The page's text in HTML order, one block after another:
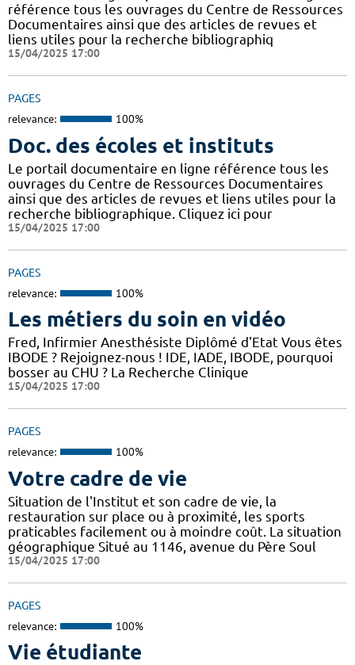
référence tous les ouvrages du Centre de Ressources
Documentaires ainsi que des articles de revues et
liens utiles pour la recherche bibliographiq
15/04/2025 17:00
PAGES
relevance: 100%
Doc. des écoles et instituts
Le portail documentaire en ligne référence tous les
ouvrages du Centre de Ressources Documentaires
ainsi que des articles de revues et liens utiles pour la
recherche bibliographique. Cliquez ici pour
15/04/2025 17:00
PAGES
relevance: 100%
Les métiers du soin en vidéo
Fred, Infirmier Anesthésiste Diplômé d'Etat Vous êtes
IBODE ? Rejoignez-nous ! IDE, IADE, IBODE, pourquoi
bosser au CHU ? La Recherche Clinique
15/04/2025 17:00
PAGES
relevance: 100%
Votre cadre de vie
Situation de l'Institut et son cadre de vie, la
restauration sur place ou à proximité, les sports
praticables facilement ou à moindre coût. La situation
géographique Situé au 1146, avenue du Père Soul
15/04/2025 17:00
PAGES
relevance: 100%
Vie étudiante